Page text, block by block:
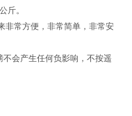
斤。
非常方便，非常简单，非常安
会产生任何负影响，不按遥